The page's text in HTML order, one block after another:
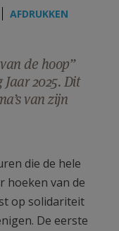
AFDRUKKEN
de hoop”
2025. Dit
van zijn
die de hele
hoeken van de
op solidariteit
De eerste